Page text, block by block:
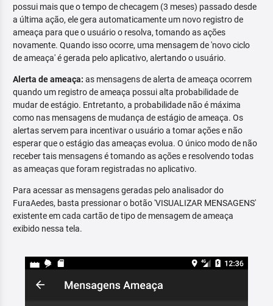
possui mais que o tempo de checagem (3 meses) passado desde
a última ação, ele gera automaticamente um novo registro de
ameaça para que o usuário o resolva, tomando as ações
novamente. Quando isso ocorre, uma mensagem de 'novo ciclo
de ameaça' é gerada pelo aplicativo, alertando o usuário.
Alerta de ameaça: as mensagens de alerta de ameaça ocorrem
quando um registro de ameaça possui alta probabilidade de
mudar de estágio. Entretanto, a probabilidade não é máxima
como nas mensagens de mudança de estágio de ameaça. Os
alertas servem para incentivar o usuário a tomar ações e não
esperar que o estágio das ameaças evolua. O único modo de não
receber tais mensagens é tomando as ações e resolvendo todas
as ameaças que foram registradas no aplicativo.
Para acessar as mensagens geradas pelo analisador do
FuraAedes, basta pressionar o botão 'VISUALIZAR MENSAGENS'
existente em cada cartão de tipo de mensagem de ameaça
exibido nessa tela.